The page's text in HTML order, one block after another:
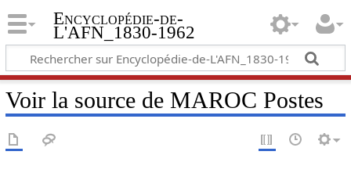
Encyclopédie-de-
L'AFN_1830-1962
Voir la source de MAROC Postes